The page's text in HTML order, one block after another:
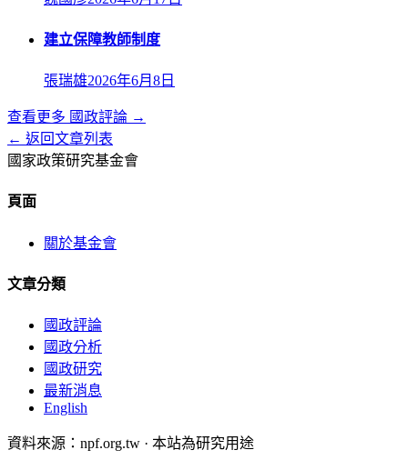
建立保障教師制度
張瑞雄2026年6月8日
查看更多 國政評論 →
← 返回文章列表
國家政策研究基金會
頁面
關於基金會
文章分類
國政評論
國政分析
國政研究
最新消息
English
資料來源：npf.org.tw · 本站為研究用途